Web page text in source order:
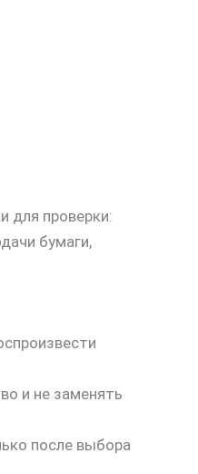
для проверки:
бумаги,
и не заменять
после выбора